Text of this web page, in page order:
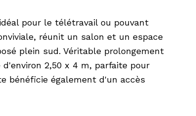
pour le télétravail ou pouvant
réunit un salon et un espace
plein sud. Véritable prolongement
2,50 x 4 m, parfaite pour
bénéficie également d'un accès